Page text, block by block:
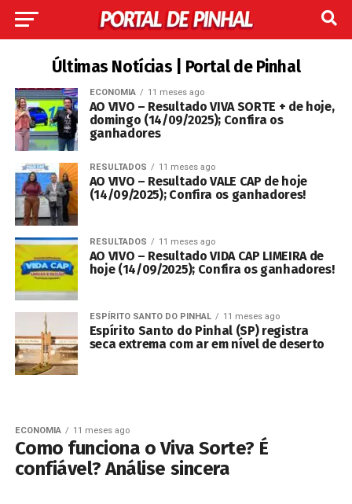
Últimas Notícias | Portal de Pinhal
ECONOMIA 11 meses ago
AO VIVO – Resultado VIVA SORTE + de hoje,
domingo (14/09/2025); Confira os
ganhadores
RESULTADOS 11 meses ago
AO VIVO – Resultado VALE CAP de hoje
(14/09/2025); Confira os ganhadores!
RESULTADOS 11 meses ago
AO VIVO – Resultado VIDA CAP LIMEIRA de
hoje (14/09/2025); Confira os ganhadores!
ESPÍRITO SANTO DO PINHAL 11 meses ago
Espírito Santo do Pinhal (SP) registra
seca extrema com ar em nível de deserto
ECONOMIA 11 meses ago
Como funciona o Viva Sorte? É
confiável? Análise sincera